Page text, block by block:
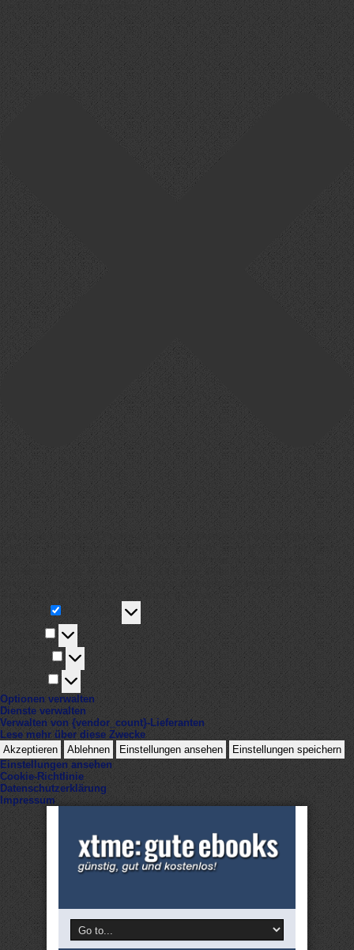
Cookie-Zustimmung verwalten
Um dir ein optimales Erlebnis zu bieten, verwenden wir Technologien wie
Cookies, um Geräteinformationen zu speichern und/oder darauf zuzugreifen.
Wenn du diesen Technologien zustimmst, können wir Daten wie das
Surfverhalten oder eindeutige IDs auf dieser Website verarbeiten. Wenn du
deine Zustimmung nicht erteilst oder zurückziehst, können bestimmte
Merkmale und Funktionen beeinträchtigt werden.
Funktional
Funktional
Immer aktiv
Vorlieben
Vorlieben
Statistiken Statistiken
Marketing
Marketing
Optionen verwalten
Dienste verwalten
Verwalten von {vendor_count}-Lieferanten
Lese mehr über diese Zwecke
Akzeptieren
Ablehnen Einstellungen ansehen
Einstellungen speichern
Einstellungen ansehen
Cookie-Richtlinie
Datenschutzerklärung
Impressum